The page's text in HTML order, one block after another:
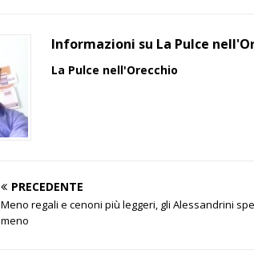
Informazioni su La Pulce
La Pulce nell'Orecchio
PRECEDENTE
Meno regali e cenoni più leggeri, gli Alessandrini
meno